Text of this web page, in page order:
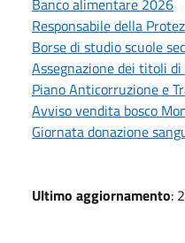
Responsabile della
Borse di studio scuole
Assegnazione dei titoli
Piano Anticorruzione e
Avviso vendita bosco
Giornata donazione
Ultimo aggiornamento: